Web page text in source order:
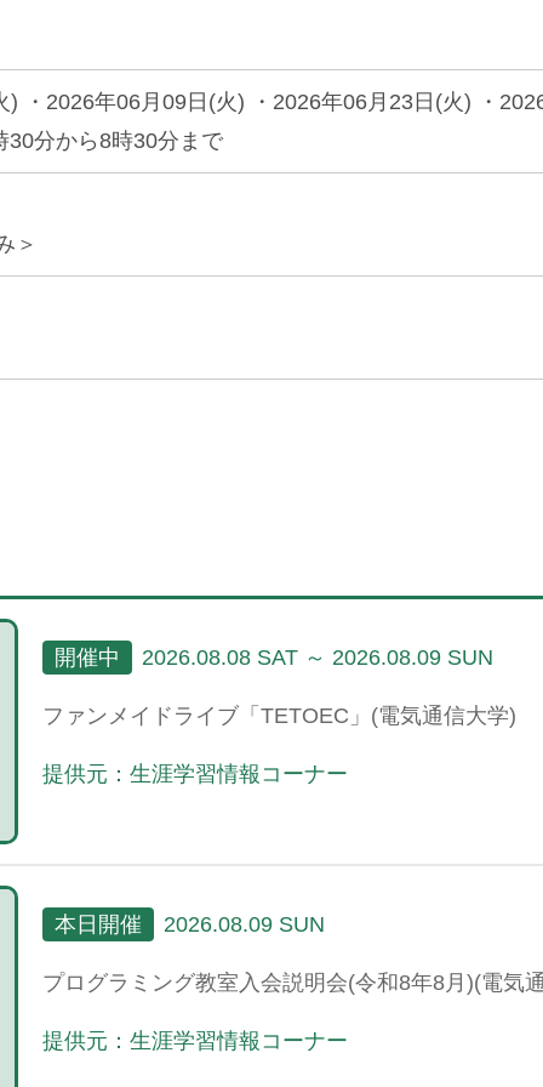
) ・2026年06月09日(火) ・2026年06月23日(火) ・
30分から8時30分まで
＞
開催中 2026.08.08 SAT ～ 2026.08.09 SUN
ファンメイドライブ「TETOEC」(電気通信大学)
提供元：生涯学習情報コーナー
本日開催 2026.08.09 SUN
プログラミング教室入会説明会(令和8年8月)(電気
提供元：生涯学習情報コーナー